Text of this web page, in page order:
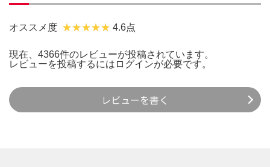
オススメ度 4.6点
現在、4366件のレビューが投稿されています。
レビューを投稿するには ログインが必要です。
レビューを書く